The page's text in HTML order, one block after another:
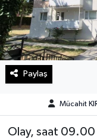
Paylaş
Mücahit
Olay, saat 09.00
Manşetler
Resmi İlan
Sağlık
Spor
SürManşet